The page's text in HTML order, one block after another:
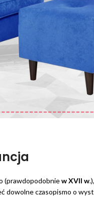
(prawdopodobniew XVII w
dowolne czasopismo o